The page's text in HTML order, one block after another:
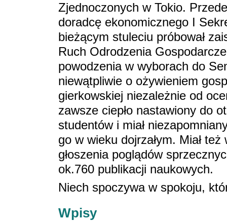
Zjednoczonych w Tokio.
doradcę ekonomicznego I
bieżącym stuleciu próbował
Ruch Odrodzenia
powodzenia w wyborach do
niewątpliwie o ożywieniem
gierkowskiej niezależnie od
zawsze ciepło nastawiony do
studentów i miał
go w wieku dojrzałym. Miał
głoszenia poglądów
ok.760 publikacji naukowych.
Niech spoczywa w spokoju,
Wpisy